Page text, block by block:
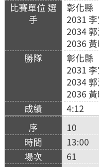
彰化縣
2031
2034
2036
彰化縣
2031
2034
2036
4:12
10
13:00
61